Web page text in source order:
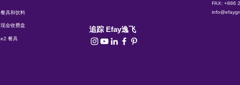
餐具和饮料
现金收费盘
e2 餐具
追踪 Efay逸飞
FAX: +886